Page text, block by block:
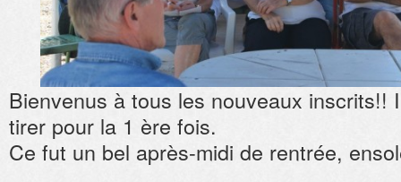
Bienvenus à tous les nouveaux inscrits!!
tirer pour la 1 ère fois.
Ce fut un bel après-midi de rentrée,